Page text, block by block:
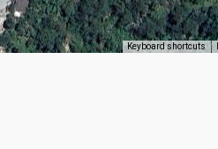
Keyboard shortcuts